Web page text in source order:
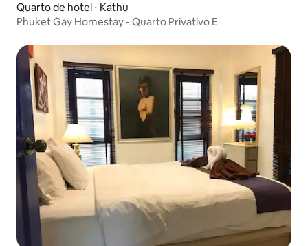
Quarto de hotel ⋅ Kathu
Phuket Gay Homestay - Quarto Privativo E